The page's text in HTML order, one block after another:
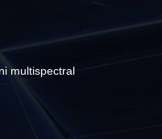
multispectral